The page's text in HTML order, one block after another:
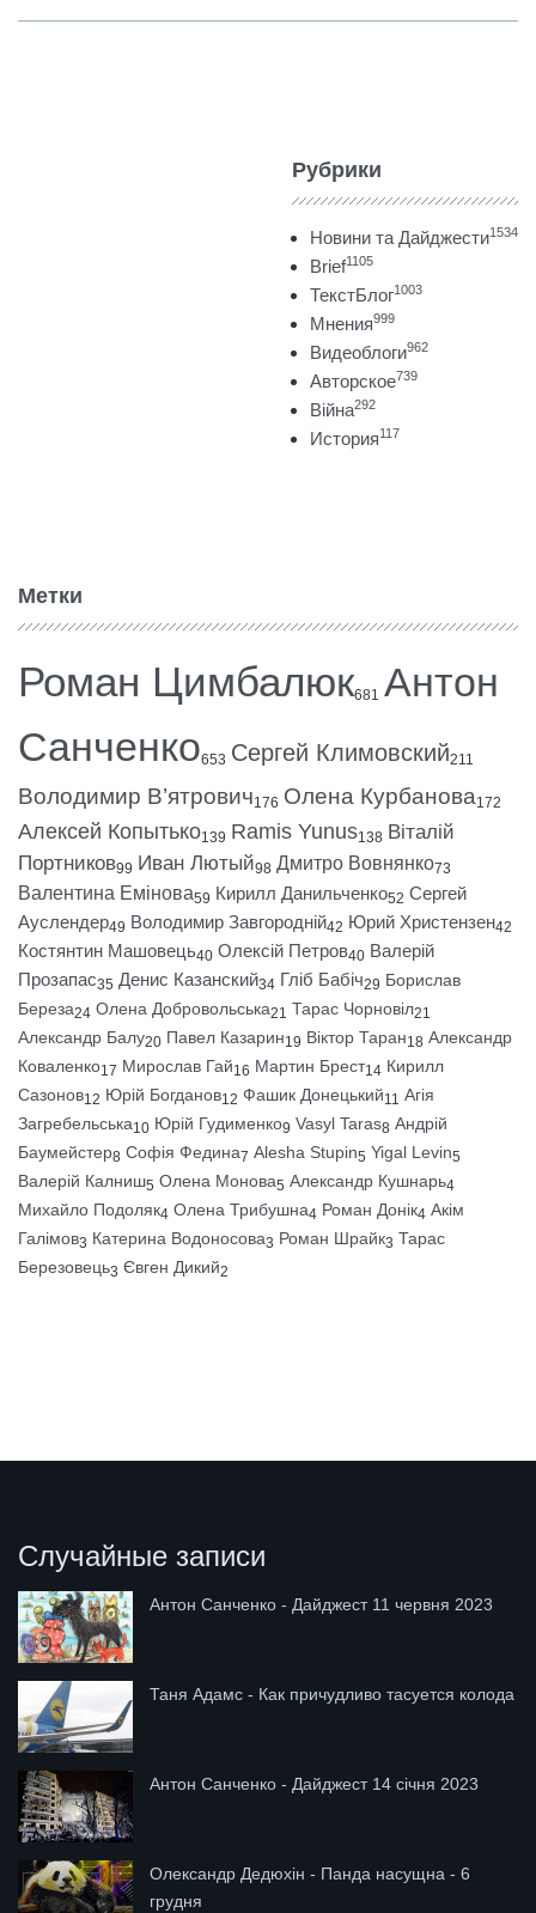
Рубрики
Новини та Дайджести1534
Brief1105
ТекстБлог1003
Мнения999
Видеоблоги962
Авторское739
Війна292
История117
Метки
Роман Цимбалюк681 Антон
Санченко653 Сергей Климовский211
Володимир В’ятрович176 Олена Курбанова172
Алексей Копытько139 Ramis Yunus138 Віталій
Портников99 Иван Лютый98 Дмитро Вовнянко73
Валентина Емінова59 Кирилл Данильченко52 Сергей
Ауслендер49 Володимир Завгородній42 Юрий Христензен42
Костянтин Машовець40 Олексій Петров40 Валерій
Прозапас35 Денис Казанский34 Гліб Бабіч29 Борислав
Береза24 Олена Добровольська21 Тарас Чорновіл21
Александр Балу20 Павел Казарин19 Віктор Таран18 Александр
Коваленко17 Мирослав Гай16 Мартин Брест14 Кирилл
Сазонов12 Юрій Богданов12 Фашик Донецький11 Агія
Загребельська10 Юрій Гудименко9 Vasyl Taras8 Андрій
Баумейстер8 Софія Федина7 Alesha Stupin5 Yigal Levin5
Валерій Калниш5 Олена Монова5 Александр Кушнарь4
Михайло Подоляк4 Олена Трибушна4 Роман Донік4 Акім
Галімов3 Катерина Водоносова3 Роман Шрайк3 Тарас
Березовець3 Євген Дикий2
Случайные записи
Антон Санченко - Дайджест 11 червня 2023
Таня Адамс - Как причудливо тасуется колода
Антон Санченко - Дайджест 14 січня 2023
Олександр Дедюхін - Панда насущна - 6
грудня